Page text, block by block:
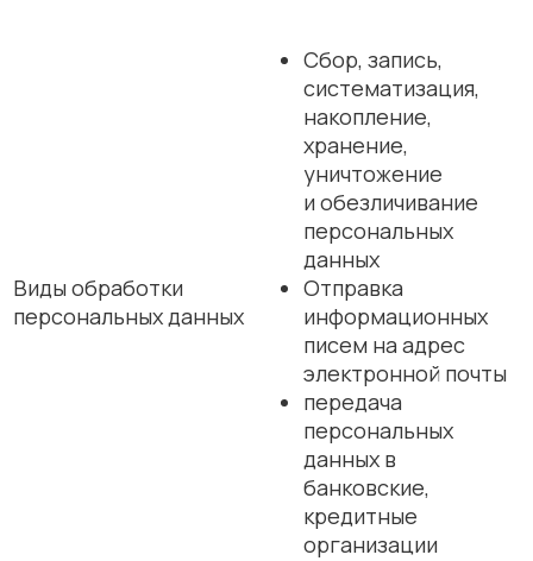
Виды обработки
персональных данных
Сбор, запись,
систематизация,
накопление,
хранение,
уничтожение
и обезличивание
персональных
данных
Отправка
информационных
писем на адрес
электронной почты
передача
персональных
данных в
банковские,
кредитные
организации